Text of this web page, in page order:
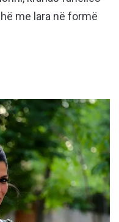
me lara në formë